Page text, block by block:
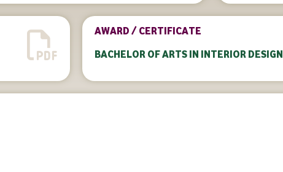
AWARD / CERTIFICATE
BACHELOR OF ARTS IN INTERIOR DESIGN